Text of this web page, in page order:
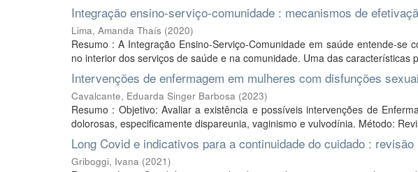
Integração ensino-serviço-comunidade : mecanismos de
Lima, Amanda Thaís (2020)
Resumo : A Integração Ensino-Serviço-Comunidade em saúde entende-se
no interior dos serviços de saúde e na comunidade. Uma das características
Intervenções de enfermagem em mulheres com disfunções
Cavalcante, Eduarda Singer Barbosa (2023)
Resumo : Objetivo: Avaliar a existência e possíveis intervenções de
dolorosas, especificamente dispareunia, vaginismo e vulvodínia. Método:
Long Covid e indicativos para a continuidade do cuidado :
Griboggi, Ivana (2021)